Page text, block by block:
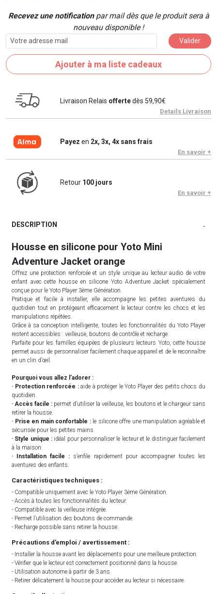
Recevez une notificationpar mail dès que le produit sera à
nouveau disponible !
Valider
Ajouter à ma liste cadeaux
Livraison Relais offertedès 59,90€
Details Livraison
Payez en 2x, 3x, 4x sans frais
En savoir +
Retour 100 jours
En savoir +
DESCRIPTION -
Housse en silicone pour Yoto Mini
Adventure Jacket orange
Offrez une protection renforcée et un style unique au lecteur audio de votre
enfant avec cette housse en silicone Yoto Adventure Jacket spécialement
conçue pour le Yoto Player 3ème Génération.
Pratique et facile à installer, elle accompagne les petites aventures du
quotidien tout en protégeant efficacement le lecteur contre les chocs et les
manipulations répétées.
Grâce à sa conception intelligente, toutes les fonctionnalités du Yoto Player
restent accessibles : veilleuse, boutons de contrôle et recharge.
Parfaite pour les familles équipées de plusieurs lecteurs Yoto, cette housse
permet aussi de personnaliser facilement chaque appareil et de le reconnaître
en un clin d’œil.
Pourquoi vous allez l’adorer :
- Protection renforcée :aide à protéger le Yoto Player des petits chocs du
quotidien.
- Accès facile : permet d’utiliser la veilleuse, les boutons et le chargeur sans
retirer la housse.
- Prise en main confortable :le silicone offre une manipulation agréable et
sécurisée pour les petites mains.
- Style unique : idéal pour personnaliser le lecteur et le distinguer facilement
à la maison.
- Installation facile : s’enfile rapidement pour accompagner toutes les
aventures des enfants.
Caractéristiques techniques :
- Compatible uniquement avec le Yoto Player 3ème Génération.
- Accès à toutes les fonctionnalités du lecteur.
- Compatible avec la veilleuse intégrée.
- Permet l’utilisation des boutons de commande.
- Recharge possible sans retirer la housse.
Précautions d’emploi / avertissement :
- Installer la housse avant les déplacements pour une meilleure protection.
- Vérifier que le lecteur est correctement positionné dans la housse.
- Utilisation autonome à partir de 3 ans.
- Retirer délicatement la housse pour accéder au lecteur si nécessaire.